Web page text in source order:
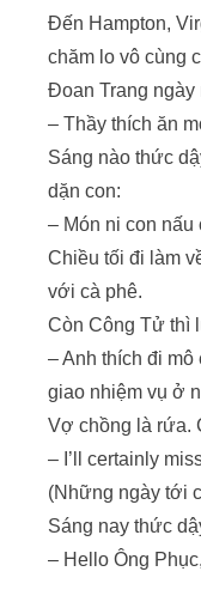
Đến Hampton,
chăm lo vô cùng
Đoan Trang ngày
– Thầy thích ăn
Sáng nào thức
dặn con:
– Món ni con
Chiều tối đi làm
với cà phê.
Còn Công Tử thì
– Anh thích đi
giao nhiệm vụ ở
Vợ chồng là rứa.
– I’ll certainly
(Những ngày tới
Sáng nay thức
– Hello Ông